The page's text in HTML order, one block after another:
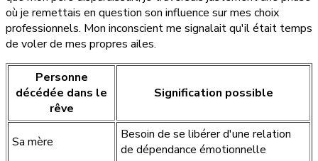
où je remettais en question son influence sur mes choix
professionnels. Mon inconscient me signalait qu'il était temps
de voler de mes propres ailes.
Personne
décédée dans le
rêve
Signification possible
Sa mère
Besoin de se libérer d'une relation
de dépendance émotionnelle